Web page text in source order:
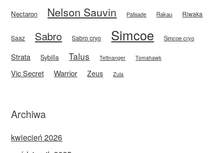
Nectaron Nelson Sauvin Palisade Rakau Riwaka
Saaz Sabro Sabro cryo Simcoe Simcoe cryo
Strata Sybilla Talus Tettnanger Tomahawk
Vic Secret Warrior Zeus Zula
Archiwa
kwiecień 2026